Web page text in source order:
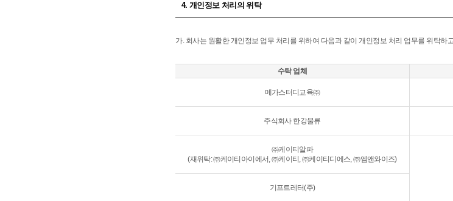
4. 개인정보 처리의 위탁
가. 회사는 원활한 개인정보 업무 처리를 위하여 다음과 같이 개인정보 처리 업무를 위탁하
수탁 업체
메가스터디교육㈜
주식회사 한강물류
㈜케이티알파
(재위탁: ㈜케이티아이에서, ㈜케이티, ㈜케이티디에스, ㈜엠앤와이즈)
기프트레터(주)